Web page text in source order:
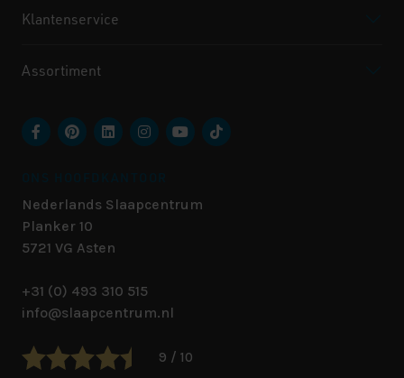
Klantenservice
Assortiment
Nederlands Slaapcentrum
Planker 10
5721 VG Asten
+31 (0) 493 310 515
info@slaapcentrum.nl
9 / 10